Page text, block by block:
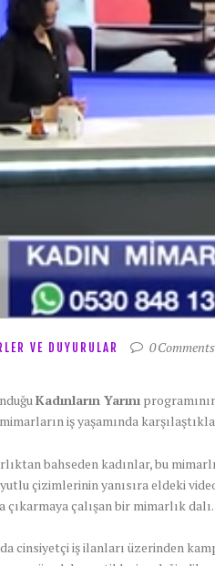
VE DUYURULAR 0Comments
Kadınların Yarını
iş yaşamında
bahseden kadınlar, bu
çizimlerinin yanısıra eldeki
çıkarmaya çalışan bir mimarlık
cinsiyetçi iş ilanları üzerinden